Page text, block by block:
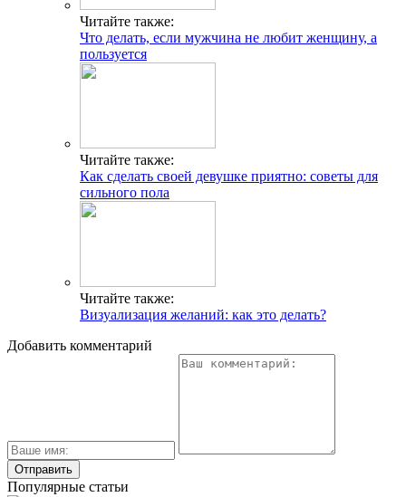
Читайте также:
Что делать, если мужчина не любит женщину, а
пользуется
Читайте также:
Как сделать своей девушке приятно: советы для
сильного пола
Читайте также:
Визуализация желаний: как это делать?
Добавить комментарий
Популярные статьи